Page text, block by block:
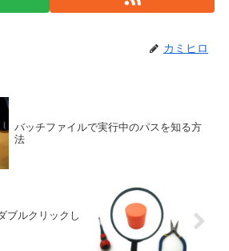
カミヒロ
バッチファイルで実行中のパスを知る方
法
ブルクリックし